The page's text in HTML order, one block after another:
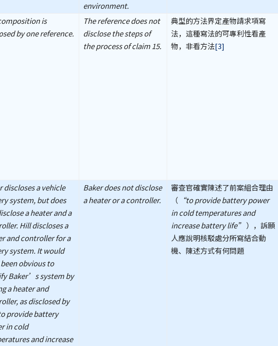
environment.
is
by one reference.
The reference does not
disclose the steps of
the process of claim 15.
典型的方法界定產物請求項寫
法，這種寫法的可專利性看產
物，非看方法[3]
discloses a vehicle
system, but does
a heater and a
Hill discloses a
and controller for a
system. It would
obvious to
Baker’s system by
a heater and
as disclosed by
provide battery
in cold
and increase
Baker does not disclose
a heater or a controller.
審查官確實陳述了前案組合理由
（ “to provide battery power
in cold temperatures and
increase battery life” ），訴願
人應說明核駁處分所寫結合動
機、陳述方式有何問題